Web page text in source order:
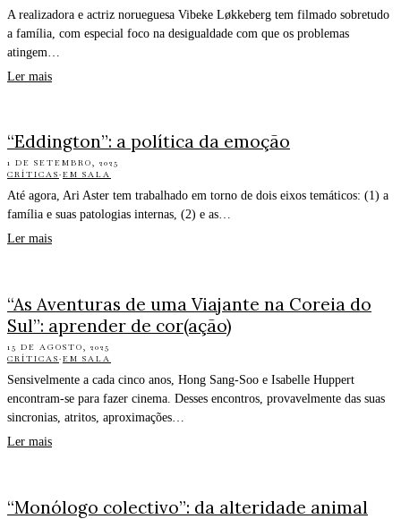
A realizadora e actriz norueguesa Vibeke Løkkeberg tem filmado sobretudo
a família, com especial foco na desigualdade com que os problemas
atingem…
Ler mais
“Eddington”: a política da emoção
1 DE SETEMBRO, 2025
CRÍTICAS·EM SALA
Até agora, Ari Aster tem trabalhado em torno de dois eixos temáticos: (1) a
família e suas patologias internas, (2) e as…
Ler mais
“As Aventuras de uma Viajante na Coreia do
Sul”: aprender de cor(ação)
15 DE AGOSTO, 2025
CRÍTICAS·EM SALA
Sensivelmente a cada cinco anos, Hong Sang-Soo e Isabelle Huppert
encontram-se para fazer cinema. Desses encontros, provavelmente das suas
sincronias, atritos, aproximações…
Ler mais
“Monólogo colectivo”: da alteridade animal